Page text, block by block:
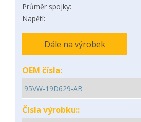
Průměr spojky:
Napětí:
Dále na výrobek
OEM čísla:
Čísla výrobku::